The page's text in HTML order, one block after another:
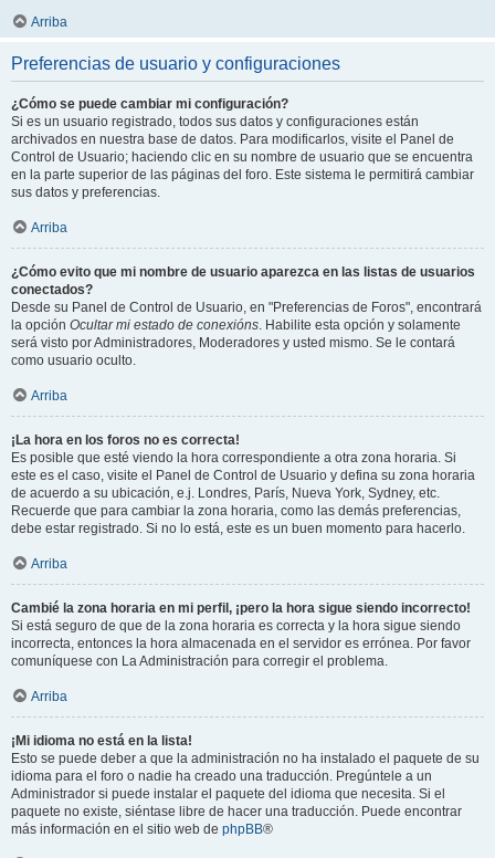
Arriba
Preferencias de usuario y configuraciones
¿Cómo se puede cambiar mi configuración?
Si es un usuario registrado, todos sus datos y configuraciones están
archivados en nuestra base de datos. Para modificarlos, visite el Panel de
Control de Usuario; haciendo clic en su nombre de usuario que se encuentra
en la parte superior de las páginas del foro. Este sistema le permitirá cambiar
sus datos y preferencias.
Arriba
¿Cómo evito que mi nombre de usuario aparezca en las listas de usuarios
conectados?
Desde su Panel de Control de Usuario, en "Preferencias de Foros", encontrará
la opción Ocultar mi estado de conexións. Habilite esta opción y solamente
será visto por Administradores, Moderadores y usted mismo. Se le contará
como usuario oculto.
Arriba
¡La hora en los foros no es correcta!
Es posible que esté viendo la hora correspondiente a otra zona horaria. Si
este es el caso, visite el Panel de Control de Usuario y defina su zona horaria
de acuerdo a su ubicación, e.j. Londres, París, Nueva York, Sydney, etc.
Recuerde que para cambiar la zona horaria, como las demás preferencias,
debe estar registrado. Si no lo está, este es un buen momento para hacerlo.
Arriba
Cambié la zona horaria en mi perfil, ¡pero la hora sigue siendo incorrecto!
Si está seguro de que de la zona horaria es correcta y la hora sigue siendo
incorrecta, entonces la hora almacenada en el servidor es errónea. Por favor
comuníquese con La Administración para corregir el problema.
Arriba
¡Mi idioma no está en la lista!
Esto se puede deber a que la administración no ha instalado el paquete de su
idioma para el foro o nadie ha creado una traducción. Pregúntele a un
Administrador si puede instalar el paquete del idioma que necesita. Si el
paquete no existe, siéntase libre de hacer una traducción. Puede encontrar
más información en el sitio web de phpBB®